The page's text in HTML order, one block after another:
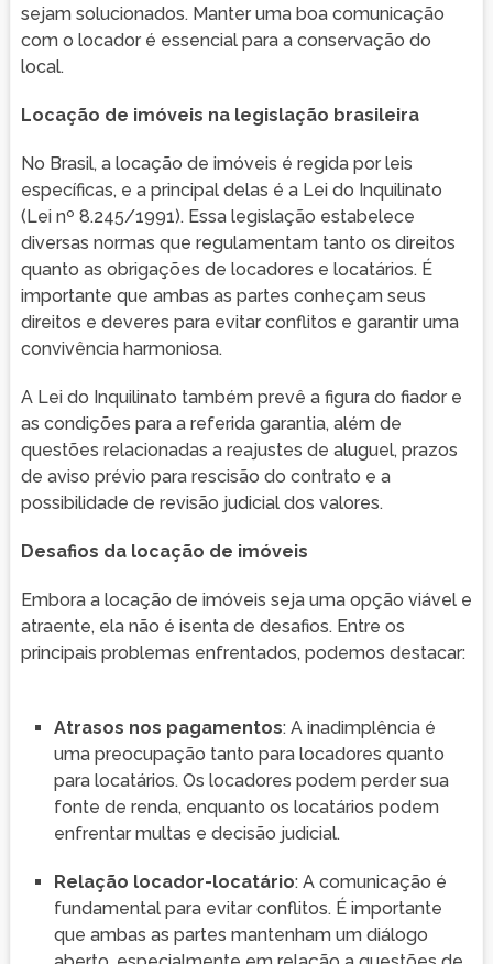
sejam solucionados. Manter uma boa comunicação
com o locador é essencial para a conservação do
local.
Locação de imóveis na legislação brasileira
No Brasil, a locação de imóveis é regida por leis
específicas, e a principal delas é a Lei do Inquilinato
(Lei nº 8.245/1991). Essa legislação estabelece
diversas normas que regulamentam tanto os direitos
quanto as obrigações de locadores e locatários. É
importante que ambas as partes conheçam seus
direitos e deveres para evitar conflitos e garantir uma
convivência harmoniosa.
A Lei do Inquilinato também prevê a figura do fiador e
as condições para a referida garantia, além de
questões relacionadas a reajustes de aluguel, prazos
de aviso prévio para rescisão do contrato e a
possibilidade de revisão judicial dos valores.
Desafios da locação de imóveis
Embora a locação de imóveis seja uma opção viável e
atraente, ela não é isenta de desafios. Entre os
principais problemas enfrentados, podemos destacar:
Atrasos nos pagamentos: A inadimplência é
uma preocupação tanto para locadores quanto
para locatários. Os locadores podem perder sua
fonte de renda, enquanto os locatários podem
enfrentar multas e decisão judicial.
Relação locador-locatário: A comunicação é
fundamental para evitar conflitos. É importante
que ambas as partes mantenham um diálogo